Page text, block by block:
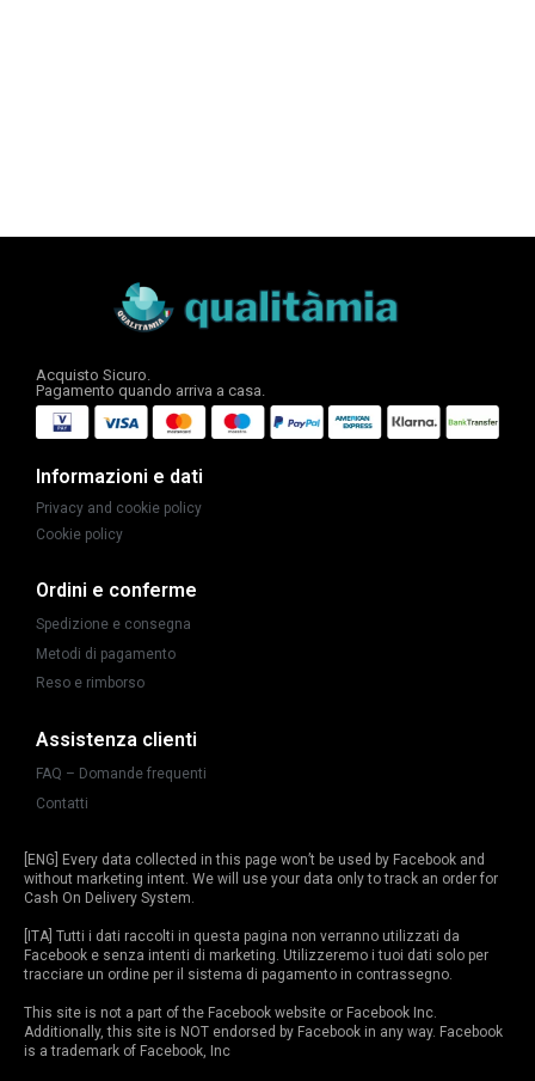
Acquisto Sicuro.
Pagamento quando arriva a casa.
Informazioni e dati
Privacy and cookie policy
Cookie policy
Ordini e conferme
Spedizione e consegna
Metodi di pagamento
Reso e rimborso
Assistenza clienti
FAQ – Domande frequenti
Contatti
[ENG] Every data collected in this page won’t be used by Facebook and
without marketing intent. We will use your data only to track an order for
Cash On Delivery System.
[ITA] Tutti i dati raccolti in questa pagina non verranno utilizzati da
Facebook e senza intenti di marketing. Utilizzeremo i tuoi dati solo per
tracciare un ordine per il sistema di pagamento in contrassegno.
This site is not a part of the Facebook website or Facebook Inc.
Additionally, this site is NOT endorsed by Facebook in any way. Facebook
is a trademark of Facebook, Inc